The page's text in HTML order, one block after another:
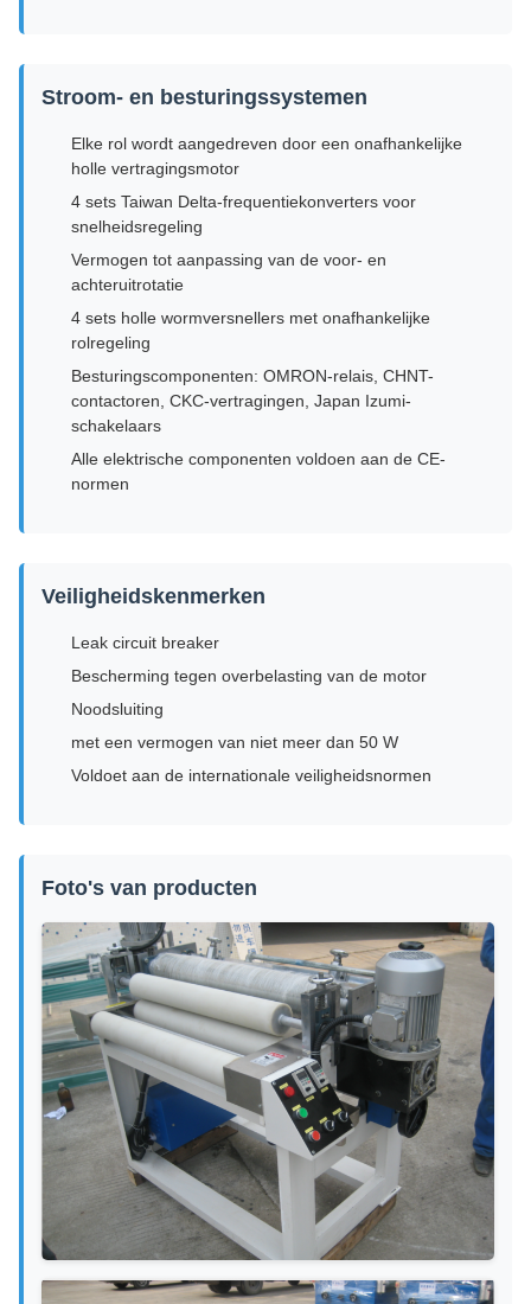
Stroom- en besturingssystemen
Elke rol wordt aangedreven door een onafhankelijke
holle vertragingsmotor
4 sets Taiwan Delta-frequentiekonverters voor
snelheidsregeling
Vermogen tot aanpassing van de voor- en
achteruitrotatie
4 sets holle wormversnellers met onafhankelijke
rolregeling
Besturingscomponenten: OMRON-relais, CHNT-
contactoren, CKC-vertragingen, Japan Izumi-
schakelaars
Alle elektrische componenten voldoen aan de CE-
normen
Veiligheidskenmerken
Leak circuit breaker
Bescherming tegen overbelasting van de motor
Noodsluiting
met een vermogen van niet meer dan 50 W
Voldoet aan de internationale veiligheidsnormen
Foto's van producten